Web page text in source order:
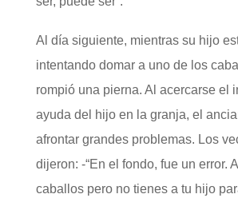
Al día siguiente, mientras su hijo
intentando domar a uno de los
rompió una pierna. Al acercarse el
ayuda del hijo en la granja, el
afrontar grandes problemas. Los
dijeron: -“En el fondo, fue un error.
caballos pero no tienes a tu hijo